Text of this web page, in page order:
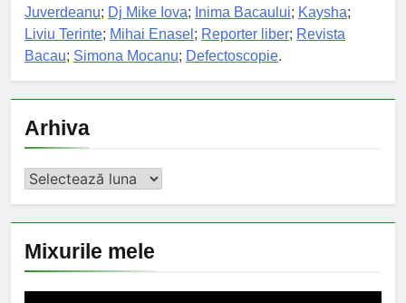
Juverdeanu; Dj Mike Iova; Inima Bacaului; Kaysha;
Liviu Terinte; Mihai Enasel ; Reporter liber; Revista
Bacau; Simona Mocanu; Defectoscopie.
Arhiva
Arhiva
Mixurile mele